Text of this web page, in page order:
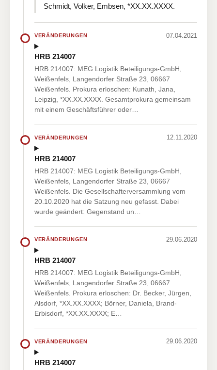
Schmidt, Volker, Embsen, *XX.XX.XXXX.
VERÄNDERUNGEN 07.04.2021
HRB 214007
HRB 214007: MEG Logistik Beteiligungs-GmbH,
Weißenfels, Langendorfer Straße 23, 06667
Weißenfels. Prokura erloschen: Kunath, Jana,
Leipzig, *XX.XX.XXXX. Gesamtprokura gemeinsam
mit einem Geschäftsführer oder…
VERÄNDERUNGEN 12.11.2020
HRB 214007
HRB 214007: MEG Logistik Beteiligungs-GmbH,
Weißenfels, Langendorfer Straße 23, 06667
Weißenfels. Die Gesellschafterversammlung vom
20.10.2020 hat die Satzung neu gefasst. Dabei
wurde geändert: Gegenstand un…
VERÄNDERUNGEN 29.06.2020
HRB 214007
HRB 214007: MEG Logistik Beteiligungs-GmbH,
Weißenfels, Langendorfer Straße 23, 06667
Weißenfels. Prokura erloschen: Dr. Becker, Jürgen,
Alsdorf, *XX.XX.XXXX; Börner, Daniela, Brand-
Erbisdorf, *XX.XX.XXXX; E…
VERÄNDERUNGEN 29.06.2020
HRB 214007